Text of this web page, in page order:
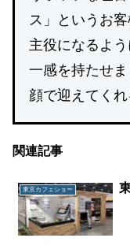
ス」というお
主役になるよ
一感を持たせ
顔で迎えてくれ
関連記事
東京カフェショー